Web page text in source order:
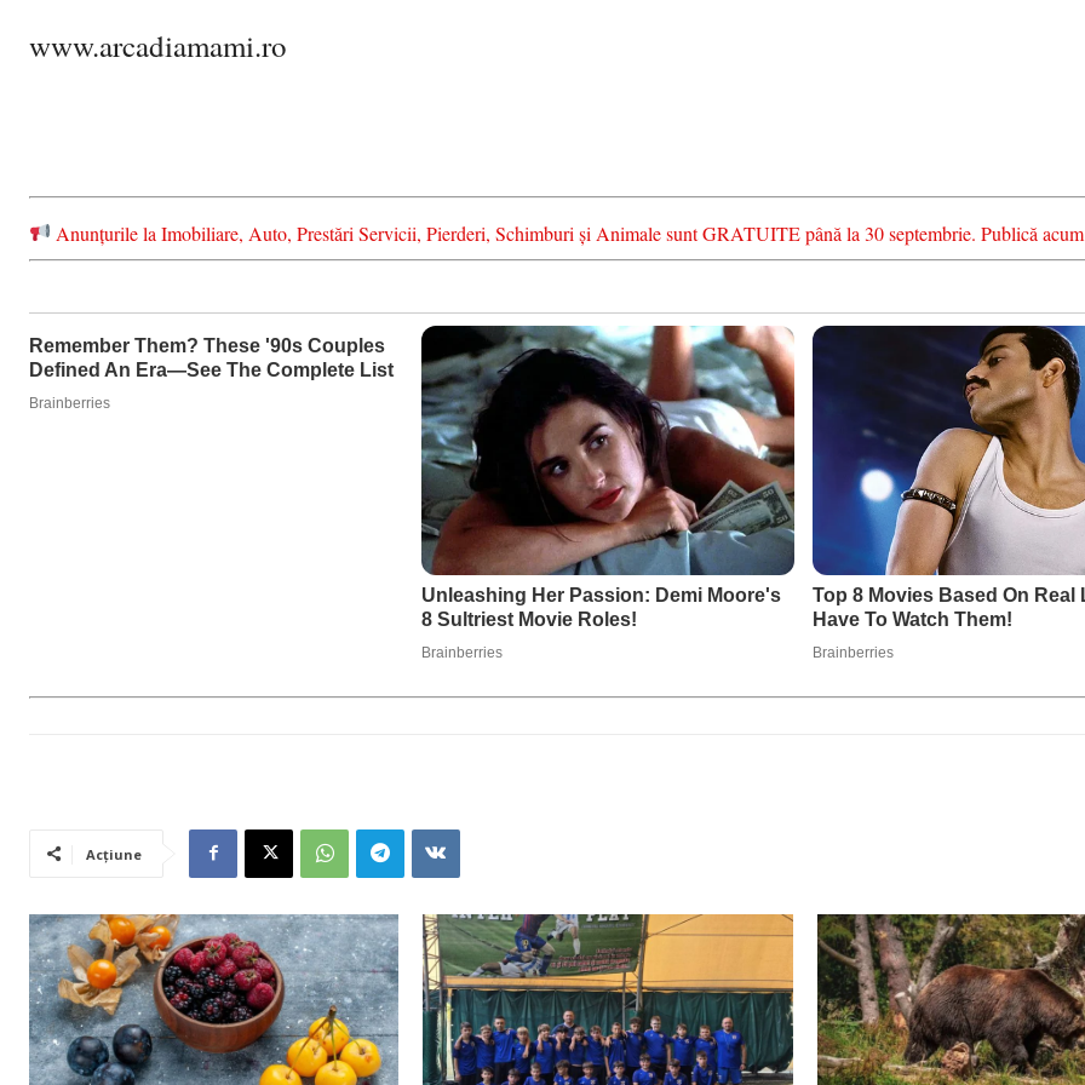
www.arcadiamami.ro
Anunțurile la Imobiliare, Auto, Prestări Servicii, Pierderi, Schimburi și Animale sunt GRATUITE până la 30 septembrie. Publică
Acțiune